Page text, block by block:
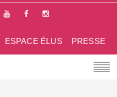
PRESSE
ESPACE ÉLUS